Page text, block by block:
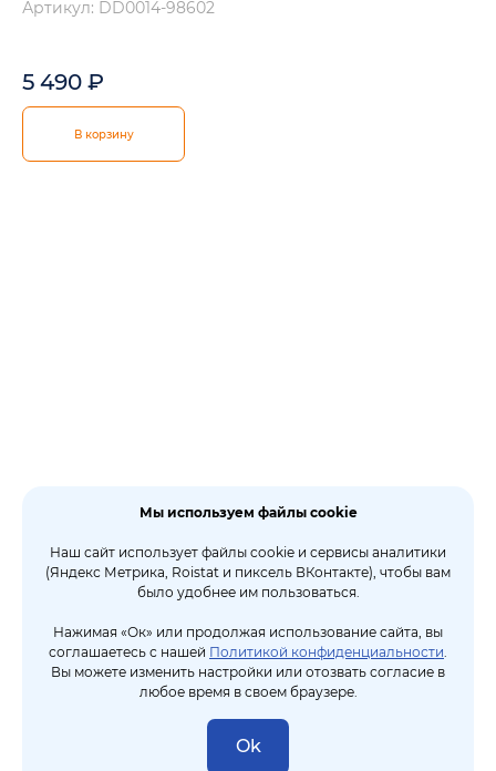
Артикул: DD0014-98602
5 490 ₽
В корзину
Мы используем файлы cookie
Наш сайт использует файлы cookie и сервисы аналитики
(Яндекс Метрика, Roistat и пиксель ВКонтакте), чтобы вам
было удобнее им пользоваться.
Нажимая «Ок» или продолжая использование сайта, вы
соглашаетесь с нашей Политикой конфиденциальности.
Вы можете изменить настройки или отозвать согласие в
любое время в своем браузере.
Ok